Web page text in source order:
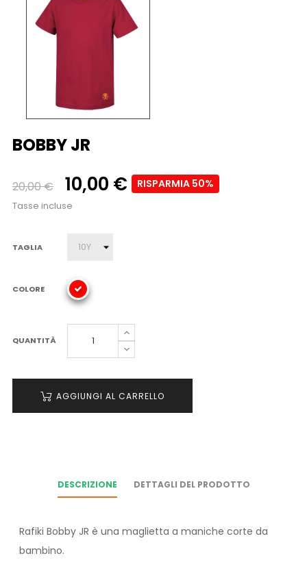
BOBBY JR
20,00 € 10,00 € RISPARMIA 50%
Tasse incluse
TAGLIA
COLORE
QUANTITÀ
AGGIUNGI AL CARRELLO
DESCRIZIONE DETTAGLI DEL PRODOTTO
Rafiki Bobby JR è una maglietta a maniche corte da
bambino.